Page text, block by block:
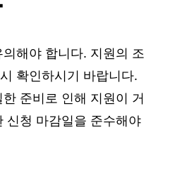
해야 합니다. 지원의 조
확인하시기 바랍니다.
준비로 인해 지원이 거
신청 마감일을 준수해야